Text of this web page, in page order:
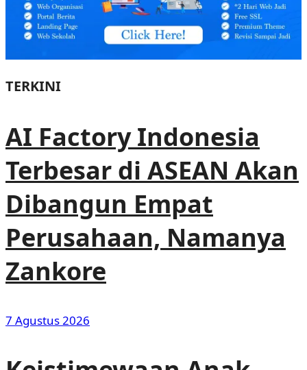
TERKINI
AI Factory Indonesia
Terbesar di ASEAN Akan
Dibangun Empat
Perusahaan, Namanya
Zankore
7 Agustus 2026